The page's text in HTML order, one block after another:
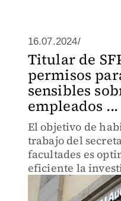
16.07.2024/
Titular de
permisos
sensibles
empleados ...
El objetivo de
trabajo del
facultades es
eficiente la